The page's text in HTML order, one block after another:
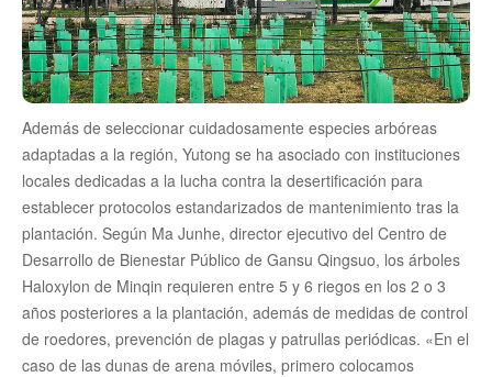
Además de seleccionar cuidadosamente especies arbóreas
adaptadas a la región, Yutong se ha asociado con instituciones
locales dedicadas a la lucha contra la desertificación para
establecer protocolos estandarizados de mantenimiento tras la
plantación. Según Ma Junhe, director ejecutivo del Centro de
Desarrollo de Bienestar Público de Gansu Qingsuo, los árboles
Haloxylon de Minqin requieren entre 5 y 6 riegos en los 2 o 3
años posteriores a la plantación, además de medidas de control
de roedores, prevención de plagas y patrullas periódicas. «En el
caso de las dunas de arena móviles, primero colocamos